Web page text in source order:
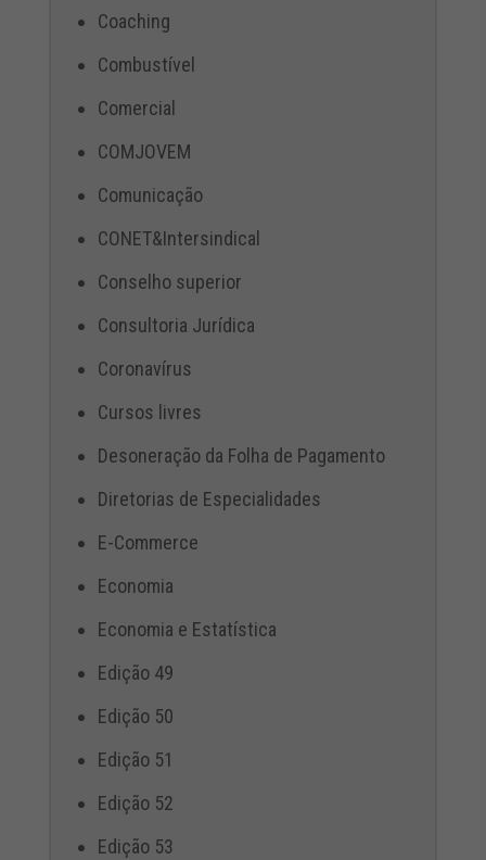
Coaching
Combustível
Comercial
COMJOVEM
Comunicação
CONET&Intersindical
Conselho superior
Consultoria Jurídica
Coronavírus
Cursos livres
Desoneração da Folha de Pagamento
Diretorias de Especialidades
E-Commerce
Economia
Economia e Estatística
Edição 49
Edição 50
Edição 51
Edição 52
Edição 53